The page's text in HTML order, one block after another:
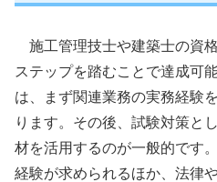
施工管理技士や建築士の資
ステップを踏むことで達成可
は、まず関連業務の実務経験
ります。その後、試験対策と
材を活用するのが一般的です
経験が求められるほか、法律